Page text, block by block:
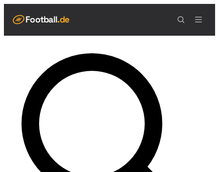
Football.de
Live Scores
Spielplan
Teams
Tabelle